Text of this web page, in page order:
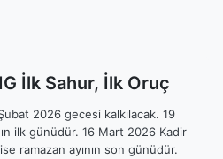
İlk Sahur, İlk Oruç
2026 gecesi kalkılacak. 19
ilk günüdür. 16 Mart 2026 Kadir
ramazan ayının son günüdür.